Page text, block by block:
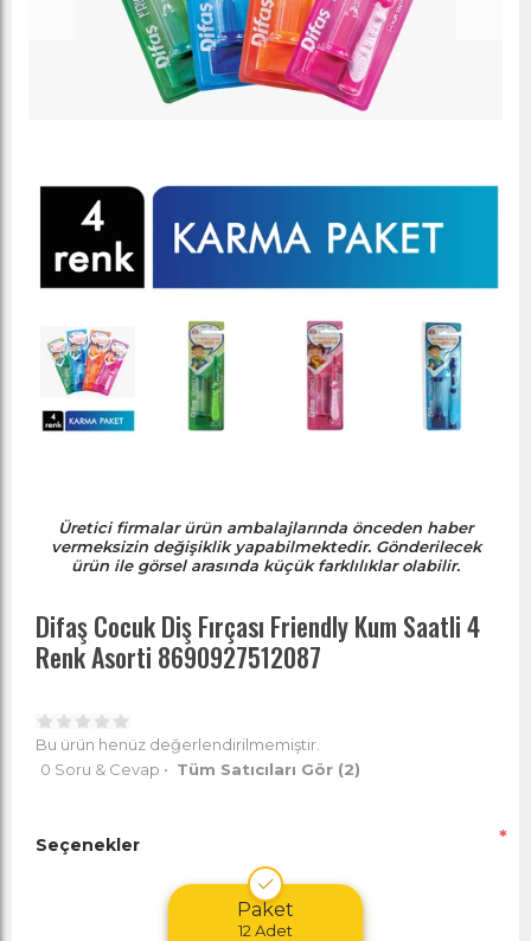
Üretici firmalar ürün ambalajlarında önceden haber
vermeksizin değişiklik yapabilmektedir. Gönderilecek
ürün ile görsel arasında küçük farklılıklar olabilir.
Difaş Cocuk Diş Fırçası Friendly Kum Saatli 4
Renk Asorti 8690927512087
Bu ürün henüz değerlendirilmemiştir.
0 Soru & Cevap • Tüm Satıcıları Gör (2)
Seçenekler *
Paket
12 Adet